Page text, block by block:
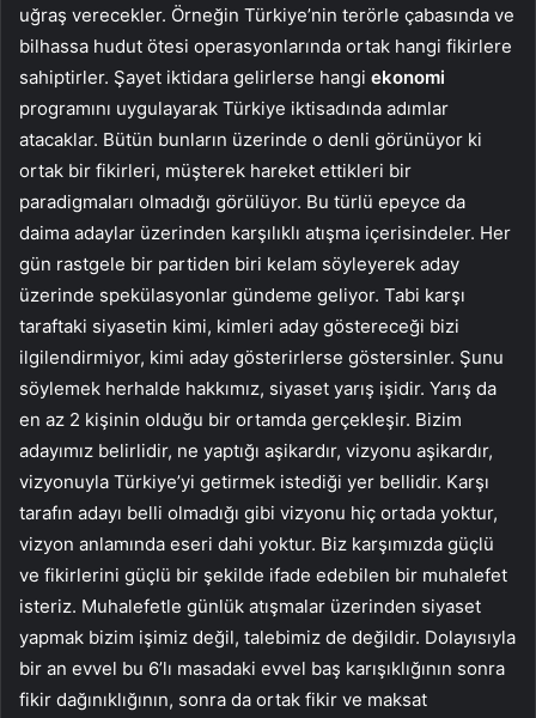
uğraş verecekler. Örneğin Türkiye’nin terörle çabasında ve
bilhassa hudut ötesi operasyonlarında ortak hangi fikirlere
sahiptirler. Şayet iktidara gelirlerse hangi ekonomi
programını uygulayarak Türkiye iktisadında adımlar
atacaklar. Bütün bunların üzerinde o denli görünüyor ki
ortak bir fikirleri, müşterek hareket ettikleri bir
paradigmaları olmadığı görülüyor. Bu türlü epeyce da
daima adaylar üzerinden karşılıklı atışma içerisindeler. Her
gün rastgele bir partiden biri kelam söyleyerek aday
üzerinde spekülasyonlar gündeme geliyor. Tabi karşı
taraftaki siyasetin kimi, kimleri aday göstereceği bizi
ilgilendirmiyor, kimi aday gösterirlerse göstersinler. Şunu
söylemek herhalde hakkımız, siyaset yarış işidir. Yarış da
en az 2 kişinin olduğu bir ortamda gerçekleşir. Bizim
adayımız belirlidir, ne yaptığı aşikardır, vizyonu aşikardır,
vizyonuyla Türkiye’yi getirmek istediği yer bellidir. Karşı
tarafın adayı belli olmadığı gibi vizyonu hiç ortada yoktur,
vizyon anlamında eseri dahi yoktur. Biz karşımızda güçlü
ve fikirlerini güçlü bir şekilde ifade edebilen bir muhalefet
isteriz. Muhalefetle günlük atışmalar üzerinden siyaset
yapmak bizim işimiz değil, talebimiz de değildir. Dolayısıyla
bir an evvel bu 6’lı masadaki evvel baş karışıklığının sonra
fikir dağınıklığının, sonra da ortak fikir ve maksat